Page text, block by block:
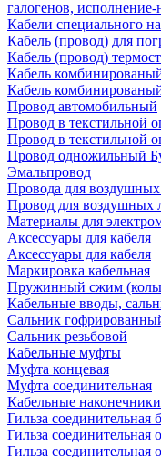
галогенов,
Кабели специального
Кабель (провод) для
Кабель (провод)
Кабель
Кабель
Провод автомобильный
Провод в текстильной
Провод в текстильной
Провод одножильный
Эмальпровод
Провода для
Провод для воздушных
Материалы для
Аксессуары для кабеля
Аксессуары для кабеля
Маркировка кабельная
Пружинный сжим
Кабельные вводы,
Сальник
Сальник резьбовой
Кабельные муфты
Муфта концевая
Муфта соединительная
Кабельные
Гильза соединительная
Гильза
Гильза